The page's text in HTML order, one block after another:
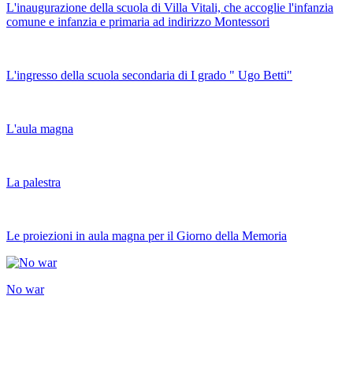
L'inaugurazione della scuola di Villa Vitali, che accoglie l'infanzia
comune e infanzia e primaria ad indirizzo Montessori
L'ingresso della scuola secondaria di I grado " Ugo Betti"
L'aula magna
La palestra
Le proiezioni in aula magna per il Giorno della Memoria
No war